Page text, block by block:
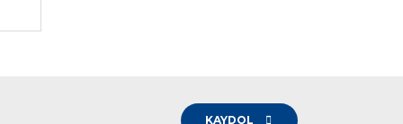
KAYDOL